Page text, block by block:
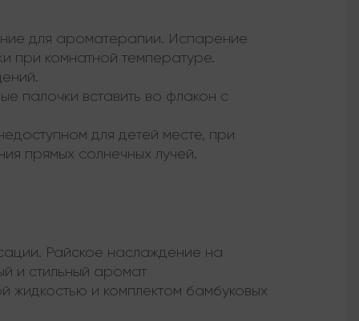
для ароматерапии. Испарение
при комнатной температуре.
палочки вставить во флакон с
для детей месте, при
прямых солнечных лучей.
Райское наслаждение на
и стильный аромат
жидкостью и комплектом бамбуковых